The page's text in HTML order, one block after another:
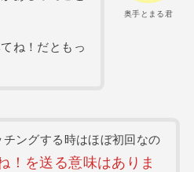
奥手とまる君
ね！だともっ
チングする時はほぼ初回なの
！を送る意味はありま